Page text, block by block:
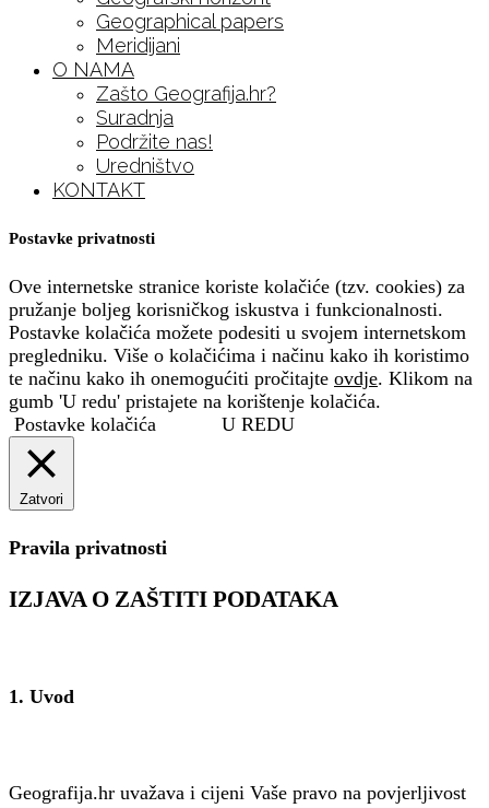
Geographical papers
Meridijani
O NAMA
Zašto Geografija.hr?
Suradnja
Podržite nas!
Uredništvo
KONTAKT
Postavke privatnosti
Ove internetske stranice koriste kolačiće (tzv. cookies) za
pružanje boljeg korisničkog iskustva i funkcionalnosti.
Postavke kolačića možete podesiti u svojem internetskom
pregledniku. Više o kolačićima i načinu kako ih koristimo
te načinu kako ih onemogućiti pročitajte ovdje. Klikom na
gumb 'U redu' pristajete na korištenje kolačića.
Postavke kolačića
U REDU
Zatvori
Pravila privatnosti
IZJAVA O ZAŠTITI PODATAKA
1. Uvod
Geografija.hr uvažava i cijeni Vaše pravo na povjerljivost